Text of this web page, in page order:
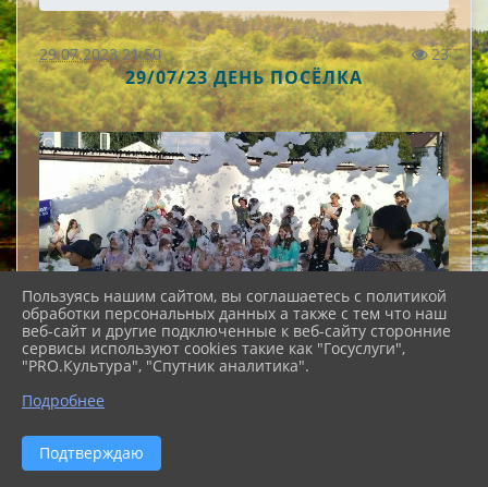
29.07.2023 21:50 23
29/07/23 ДЕНЬ ПОСЁЛКА
Пользуясь нашим сайтом, вы соглашаетесь с политикой
обработки персональных данных а также с тем что наш
веб-сайт и другие подключенные к веб-сайту сторонние
сервисы используют cookies такие как "Госуслуги",
"PRO.Культура", "Спутник аналитика".
Подробнее
Подтверждаю